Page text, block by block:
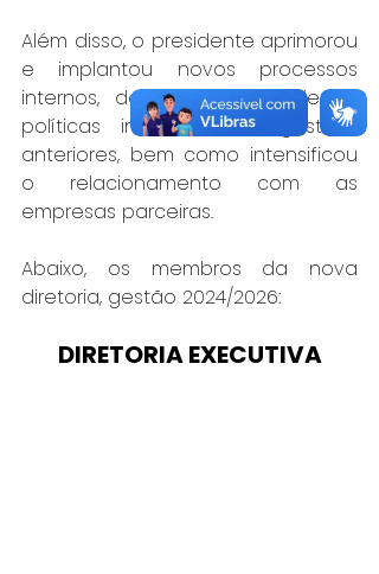
Além disso, o presidente aprimorou
e implantou novos processos
internos, dando continuidade às
políticas iniciadas nas gestões
anteriores, bem como intensificou
o relacionamento com as
empresas parceiras.
Abaixo, os membros da nova
diretoria, gestão 2024/2026:
DIRETORIA EXECUTIVA